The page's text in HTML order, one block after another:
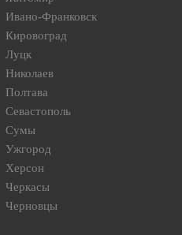
Ивано-Франковск
Кировоград
Луцк
Николаев
Полтава
Севастополь
Сумы
Ужгород
Херсон
Черкасы
Черновцы